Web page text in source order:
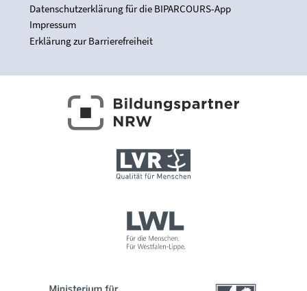
Datenschutzerklärung für die BIPARCOURS-App
Impressum
Erklärung zur Barrierefreiheit